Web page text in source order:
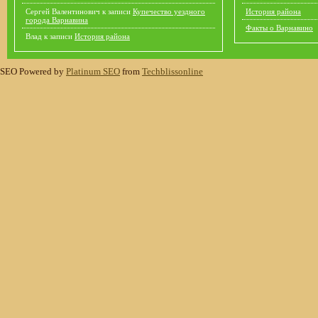
Сергей Валентинович к записи Купечество уездного
города Варнавина
Влад к записи История района
История района
Факты о Варнавино
SEO Powered by Platinum SEO from Techblissonline